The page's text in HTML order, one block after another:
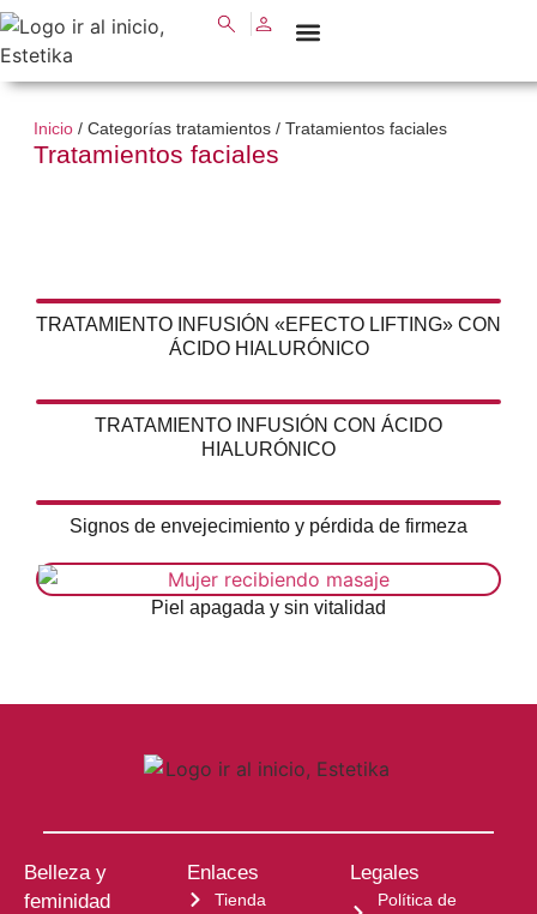
Inicio / Categorías tratamientos / Tratamientos faciales
Tratamientos faciales
TRATAMIENTO INFUSIÓN «EFECTO LIFTING» CON
ÁCIDO HIALURÓNICO
TRATAMIENTO INFUSIÓN CON ÁCIDO
HIALURÓNICO
Signos de envejecimiento y pérdida de firmeza
Piel apagada y sin vitalidad
Belleza y
feminidad
Enlaces
Tienda
Legales
Política de